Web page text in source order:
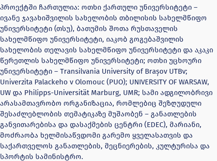
პროექტში ჩართულია: ოთხი ქართული უნივერსიტეტი –
ივანე ჯავახიშვილის სახელობის თბილისის სახელმწიფო
უნივერსიტეტი (თსუ), ბათუმის შოთა რუსთაველის
სახელმწიფო უნივერსიტეტი, იაკობ გოგებაშვილის
სახელობის თელავის სახელმწიფო უნივერსიტეტი და აკაკი
წერეთლის სახელმწიფო უნივერსიტეტი; ოთხი უცხოური
უნივერსიტეტი – Transilvania University of Brașov UTBv;
Univerzita Palackeho v Olomouc (PUO); UNIVERSITY OF WARSAW,
UW და Philipps-Universität Marburg, UMR; სამი ადგილობრივი
არასამთავრობო ორგანიზაცია, რომლებიც შეზღუდული
შესაძლებლობის თემატიკაზე მუშაობენ – განათლების
განვითარებისა და დასაქმების ცენტრი (EDEC), მარიანი,
მოძრაობა ხელმისაწვდომი გარემო ყველასათვის და
საქართველოს განათლების, მეცნიერების, კულტურისა და
სპორტის სამინისტრო.